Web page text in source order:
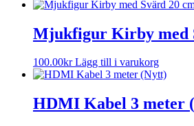
Mjukfigur Kirby med
100.00kr Lägg till i varukorg
HDMI Kabel 3 meter